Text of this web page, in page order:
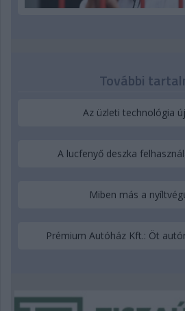
További
Az üzleti technológia
A lucfenyő deszka
Miben más a
Prémium Autóház Kft.: Öt